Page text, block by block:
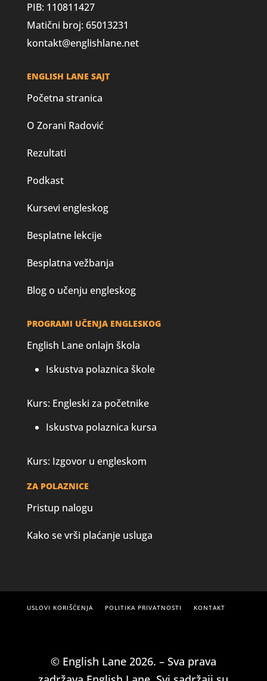
PIB: 110811427
Matični broj: 65013231
kontakt@englishlane.net
ENGLISH LANE SAJT
Početna stranica
O Zorani Radović
Rezultati
Podkast
Kursevi engleskog
Besplatne lekcije
Besplatna vežbanja
Blog o učenju engleskog
PROGRAMI UČENJA ENGLESKOG
English Lane onlajn škola
Iskustva polaznica škole
Kurs: Engleski za početnike
Iskustva polaznica kursa
Kurs: Izgovor u engleskom
ZA POLAZNICE
Pristup nalogu
Kako se vrši plaćanje usluga
USLOVI KORIŠĆENJA POLITIKA PRIVATNOSTI KONTAKT
© English Lane 2026. – Sva prava